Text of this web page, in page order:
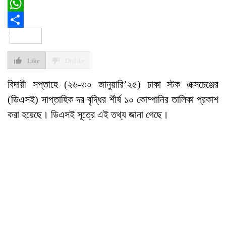
Email
WhatsApp
Like
বিদায়ী সপ্তাহে (২৬-৩০ জানুয়ারি’২৫) ঢাকা স্টক এক্সচেঞ্জের
(ডিএসই) সাপ্তাহিক দর বৃদ্ধির শীর্ষ ১০ কোম্পানির তালিকা প্রকাশ
করা হয়েছে। ডিএসই সূত্রে এই তথ্য জানা গেছে।